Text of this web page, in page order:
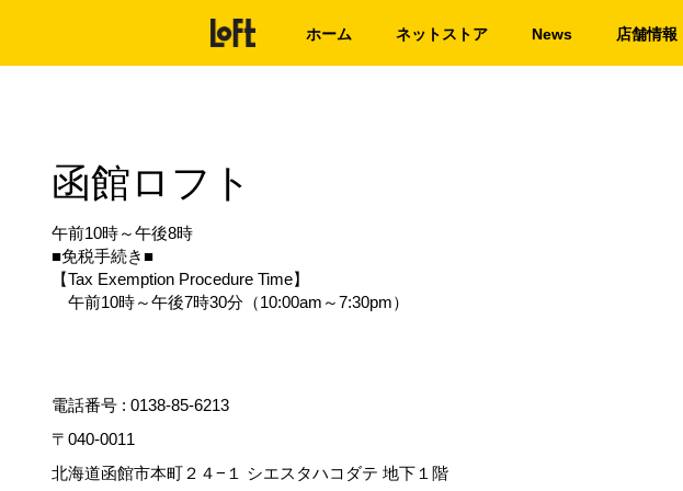
ホーム ネットストア News 店舗情報
函館ロフト
午前10時～午後8時
■免税手続き■
【Tax Exemption Procedure Time】
午前10時～午後7時30分（10:00am～7:30pm）
電話番号 : 0138-85-6213
〒040-0011
北海道函館市本町２４−１ シエスタハコダテ 地下１階